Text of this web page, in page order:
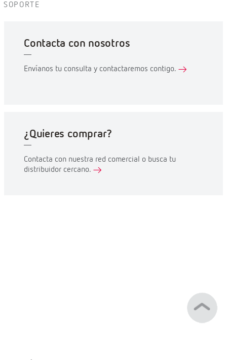
SOPORTE
Contacta con nosotros
Envíanos tu consulta y contactaremos contigo.
¿Quieres comprar?
Contacta con nuestra red comercial o busca tu
distribuidor cercano.